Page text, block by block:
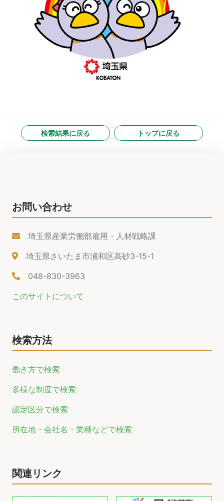
検索結果に戻る トップに戻る
お問い合わせ
埼玉県産業労働部雇用・人材戦略課
埼玉県さいたま市浦和区高砂3-15-1
048-830-3963
このサイトについて
検索方法
働き方で検索
多様な制度で検索
認定区分で検索
所在地・会社名・業種などで検索
関連リンク